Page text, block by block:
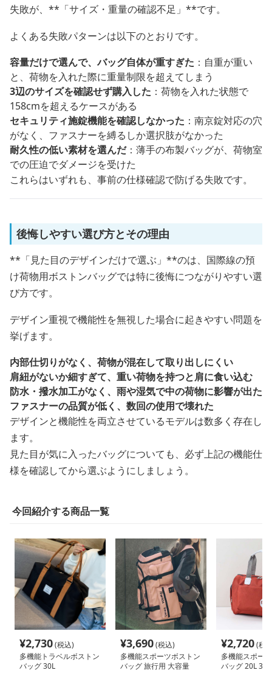
失敗が、**「サイズ・重量の確認不足」**です。
よくある失敗パターンは以下のとおりです。
容量だけで選んで、バッグ自体が重すぎた ：自重が重い
と、荷物を入れた際に重量制限を超えてしまう
3辺のサイズを確認せず購入した ：荷物を入れた状態で
158cmを超えるケースがある
セキュリティ施錠機能を確認しなかった ：南京錠対応の穴
がなく、ファスナーを縛るしか選択肢がなかった
耐久性の低い素材を選んだ：薄手の布製バッグが、荷物室
での圧迫でダメージを受けた
これらはいずれも、事前の仕様確認で防げる失敗です。
後悔しやすい選び方とその理由
**「見た目のデザインだけで選ぶ」**のは、国際線の預
け荷物用ボストンバッグでは特に後悔につながりやすい選
び方です。
デザイン重視で機能性を無視した場合に起きやすい問題を
挙げます。
内部仕切りがなく、荷物が混在して取り出しにくい
肩紐がないか細すぎて、重い荷物を持つと肩に食い込む
防水・撥水加工がなく、雨や湿気で中の荷物に影響が出た
ファスナーの品質が低く、数回の使用で壊れた
デザインと機能性を両立させているモデルは数多く存在し
ます。
見た目が気に入ったバッグについても、必ず上記の機能仕
様を確認してから選ぶようにしましょう。
今回紹介する商品一覧
¥2,730(税込)
多機能トラベルボストン
バッグ 30L
¥3,690(税込)
多機能スポーツボストン
バッグ 旅行用 大容量
¥2,720(税
多機能スポー
バッグ 20L 30L